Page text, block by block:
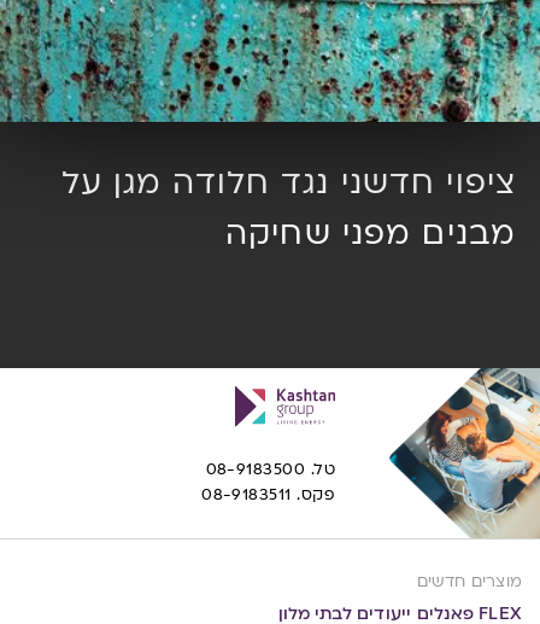
ציפוי חדשני נגד חלודה מגן על
מבנים מפני שחיקה
טל. 08-9183500
פקס. 08-9183511
מוצרים חדשים
FLEX פאנלים ייעודים לבתי מלון